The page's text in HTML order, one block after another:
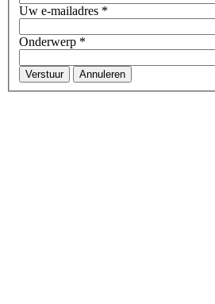
Uw e-mailadres *
Onderwerp *
Verstuur Annuleren